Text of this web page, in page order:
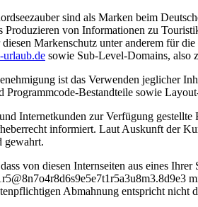
sind als Marken beim
Produzieren von Informationen zu
Markenschutz unter anderem für
urlaub.de sowie Sub-Level-Domains, also
ist das Verwenden jeglicher
Programmcode-Bestandteile sowie
Internetkunden zur Verfügung gestellte
informiert. Laut Auskunft der
gewahrt.
von diesen Internseiten aus eines
r5@8n7o4r8d6s9e5e7t1r5a3u8m3.8d9e3
Abmahnung entspricht nicht